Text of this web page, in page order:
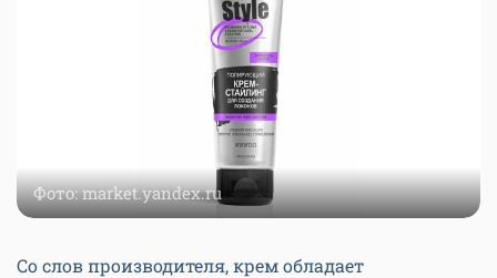
Фото: market.yandex.ru
Со слов производителя, крем обладает